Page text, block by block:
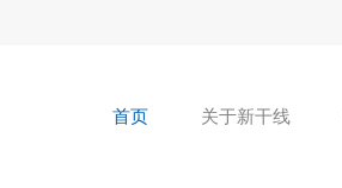
首页 关于新干线